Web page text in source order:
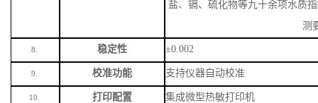
盐、镉、硫化物等九十余项水质
测
8. 稳定性 ±0.002
9. 校准功能 支持仪器自动校准
10. 打印配置 集成微型热敏打印机